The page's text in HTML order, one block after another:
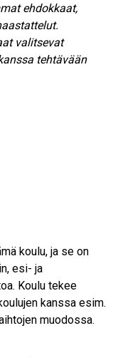
ehdokkaat,
valitsevat
tehtävään
koulu, ja se on
esi- ja
Koulu tekee
kanssa esim.
muodossa.